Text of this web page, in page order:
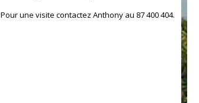
Pour une visite contactez Anthony au 87 400 404.